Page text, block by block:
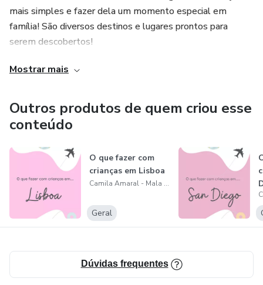
mais simples e fazer dela um momento especial em
família! São diversos destinos e lugares prontos para
serem descobertos!
Mostrar mais
Outros produtos de quem criou esse
conteúdo
O que fazer com
crianças em Lisboa
Camila Amaral - Mala de Mãe
Geral
Dúvidas frequentes